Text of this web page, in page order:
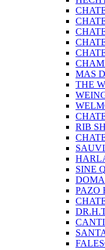
MAS
THE
RIB
SINE
PAZO